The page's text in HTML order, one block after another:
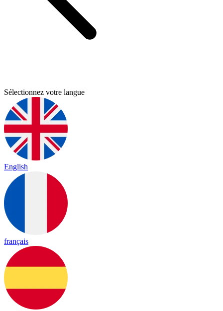
Sélectionnez votre langue
English
français